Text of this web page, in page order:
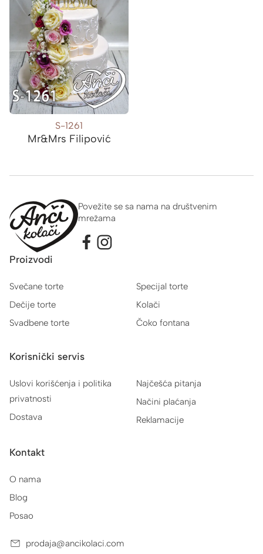
S-1261
Mr&Mrs Filipović
Povežite se sa nama na društvenim
mrežama
Proizvodi
Svečane torte
Dečije torte
Svadbene torte
Specijal torte
Kolači
Čoko fontana
Korisnički servis
Uslovi korišćenja i politika
privatnosti
Dostava
Najčešća pitanja
Načini plaćanja
Reklamacije
Kontakt
O nama
Blog
Posao
prodaja@ancikolaci.com